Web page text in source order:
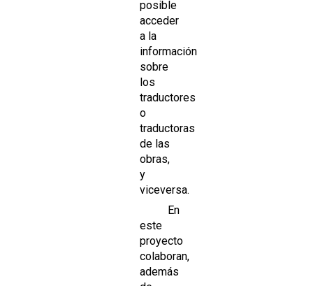
posible
acceder
a la
información
sobre
los
traductores
o
traductoras
de las
obras,
y
viceversa.
En
este
proyecto
colaboran,
además